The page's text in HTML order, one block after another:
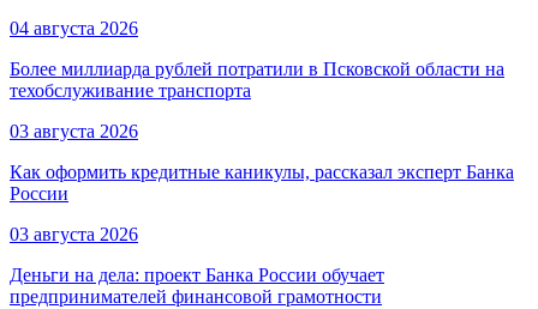
04 августа 2026
Более миллиарда рублей потратили в Псковской области на
техобслуживание транспорта
03 августа 2026
Как оформить кредитные каникулы, рассказал эксперт Банка
России
03 августа 2026
Деньги на дела: проект Банка России обучает
предпринимателей финансовой грамотности